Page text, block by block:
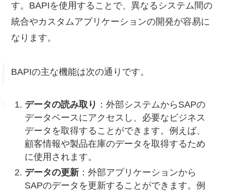
す。BAPIを使用することで、異なるシステム間の
統合やカスタムアプリケーションの開発が容易に
なります。
BAPIの主な機能は次の通りです。
データの読み取り ：外部システムからSAPの
データベースにアクセスし、必要なビジネス
データを取得することができます。例えば、
顧客情報や製品在庫のデータを取得するため
に使用されます。
データの更新 ：外部アプリケーションから
SAPのデータを更新することができます。例